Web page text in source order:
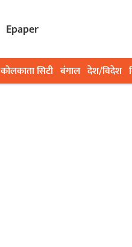
Epaper
कोलकाता सिटी बंगाल देश/विदेश